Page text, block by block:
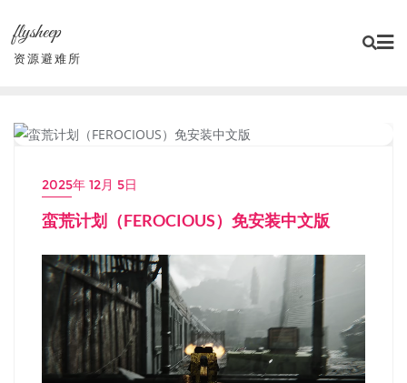
content
flysheep
资源避难所
2025年 12月 5日
蛮荒计划（FEROCIOUS）免安装中文版